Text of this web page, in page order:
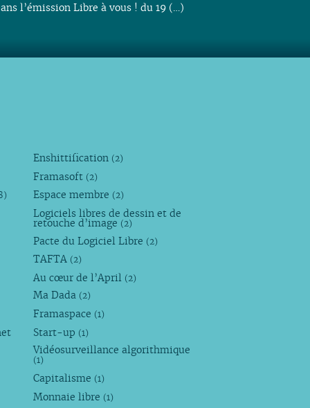
l’émission Libre à vous ! du 19 (…)
Enshittification (2)
Framasoft (2)
Espace membre (2)
Logiciels libres de dessin et de
retouche d’image (2)
Pacte du Logiciel Libre (2)
TAFTA (2)
Au cœur de l’April (2)
Ma Dada (2)
Framaspace (1)
Start-up (1)
Vidéosurveillance algorithmique
(1)
Capitalisme (1)
Monnaie libre (1)